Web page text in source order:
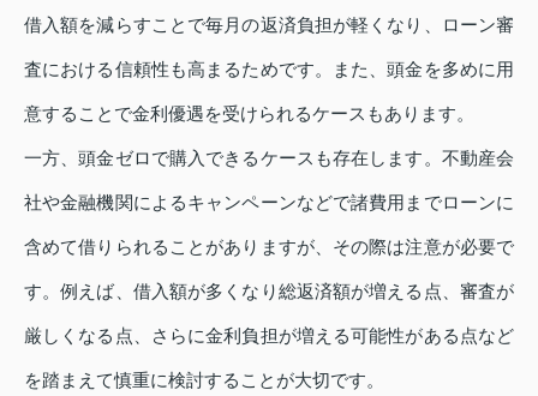
借入額を減らすことで毎月の返済負担が軽くなり、ローン審
査における信頼性も高まるためです。また、頭金を多めに用
意することで金利優遇を受けられるケースもあります。
一方、頭金ゼロで購入できるケースも存在します。不動産会
社や金融機関によるキャンペーンなどで諸費用までローンに
含めて借りられることがありますが、その際は注意が必要で
す。例えば、借入額が多くなり総返済額が増える点、審査が
厳しくなる点、さらに金利負担が増える可能性がある点など
を踏まえて慎重に検討することが大切です。